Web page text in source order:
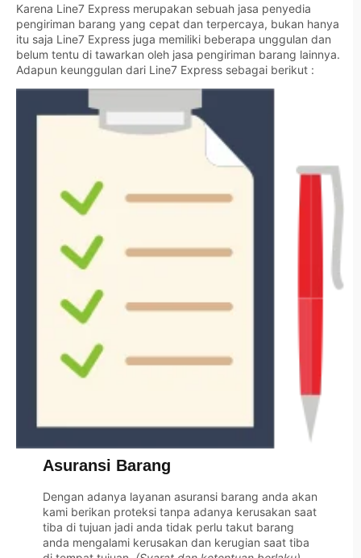
Karena Line7 Express merupakan sebuah jasa penyedia
pengiriman barang yang cepat dan terpercaya, bukan hanya
itu saja Line7 Express juga memiliki beberapa unggulan dan
belum tentu di tawarkan oleh jasa pengiriman barang lainnya.
Adapun keunggulan dari Line7 Express sebagai berikut :
Asuransi Barang
Dengan adanya layanan asuransi barang anda akan
kami berikan proteksi tanpa adanya kerusakan saat
tiba di tujuan jadi anda tidak perlu takut barang
anda mengalami kerusakan dan kerugian saat tiba